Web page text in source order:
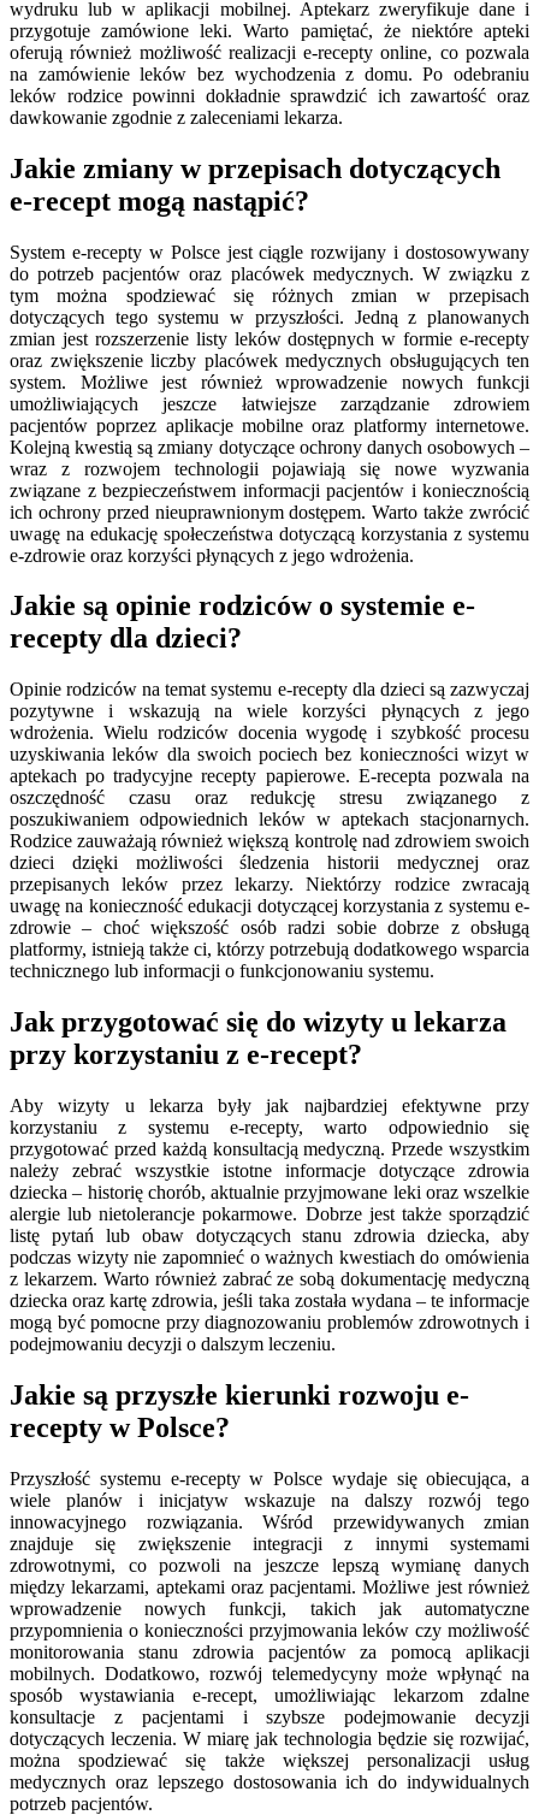
wydruku lub w aplikacji mobilnej. Aptekarz zweryfikuje dane i
przygotuje zamówione leki. Warto pamiętać, że niektóre apteki
oferują również możliwość realizacji e-recepty online, co pozwala
na zamówienie leków bez wychodzenia z domu. Po odebraniu
leków rodzice powinni dokładnie sprawdzić ich zawartość oraz
dawkowanie zgodnie z zaleceniami lekarza.
Jakie zmiany w przepisach dotyczących
e-recept mogą nastąpić?
System e-recepty w Polsce jest ciągle rozwijany i dostosowywany
do potrzeb pacjentów oraz placówek medycznych. W związku z
tym można spodziewać się różnych zmian w przepisach
dotyczących tego systemu w przyszłości. Jedną z planowanych
zmian jest rozszerzenie listy leków dostępnych w formie e-recepty
oraz zwiększenie liczby placówek medycznych obsługujących ten
system. Możliwe jest również wprowadzenie nowych funkcji
umożliwiających jeszcze łatwiejsze zarządzanie zdrowiem
pacjentów poprzez aplikacje mobilne oraz platformy internetowe.
Kolejną kwestią są zmiany dotyczące ochrony danych osobowych –
wraz z rozwojem technologii pojawiają się nowe wyzwania
związane z bezpieczeństwem informacji pacjentów i koniecznością
ich ochrony przed nieuprawnionym dostępem. Warto także zwrócić
uwagę na edukację społeczeństwa dotyczącą korzystania z systemu
e-zdrowie oraz korzyści płynących z jego wdrożenia.
Jakie są opinie rodziców o systemie e-
recepty dla dzieci?
Opinie rodziców na temat systemu e-recepty dla dzieci są zazwyczaj
pozytywne i wskazują na wiele korzyści płynących z jego
wdrożenia. Wielu rodziców docenia wygodę i szybkość procesu
uzyskiwania leków dla swoich pociech bez konieczności wizyt w
aptekach po tradycyjne recepty papierowe. E-recepta pozwala na
oszczędność czasu oraz redukcję stresu związanego z
poszukiwaniem odpowiednich leków w aptekach stacjonarnych.
Rodzice zauważają również większą kontrolę nad zdrowiem swoich
dzieci dzięki możliwości śledzenia historii medycznej oraz
przepisanych leków przez lekarzy. Niektórzy rodzice zwracają
uwagę na konieczność edukacji dotyczącej korzystania z systemu e-
zdrowie – choć większość osób radzi sobie dobrze z obsługą
platformy, istnieją także ci, którzy potrzebują dodatkowego wsparcia
technicznego lub informacji o funkcjonowaniu systemu.
Jak przygotować się do wizyty u lekarza
przy korzystaniu z e-recept?
Aby wizyty u lekarza były jak najbardziej efektywne przy
korzystaniu z systemu e-recepty, warto odpowiednio się
przygotować przed każdą konsultacją medyczną. Przede wszystkim
należy zebrać wszystkie istotne informacje dotyczące zdrowia
dziecka – historię chorób, aktualnie przyjmowane leki oraz wszelkie
alergie lub nietolerancje pokarmowe. Dobrze jest także sporządzić
listę pytań lub obaw dotyczących stanu zdrowia dziecka, aby
podczas wizyty nie zapomnieć o ważnych kwestiach do omówienia
z lekarzem. Warto również zabrać ze sobą dokumentację medyczną
dziecka oraz kartę zdrowia, jeśli taka została wydana – te informacje
mogą być pomocne przy diagnozowaniu problemów zdrowotnych i
podejmowaniu decyzji o dalszym leczeniu.
Jakie są przyszłe kierunki rozwoju e-
recepty w Polsce?
Przyszłość systemu e-recepty w Polsce wydaje się obiecująca, a
wiele planów i inicjatyw wskazuje na dalszy rozwój tego
innowacyjnego rozwiązania. Wśród przewidywanych zmian
znajduje się zwiększenie integracji z innymi systemami
zdrowotnymi, co pozwoli na jeszcze lepszą wymianę danych
między lekarzami, aptekami oraz pacjentami. Możliwe jest również
wprowadzenie nowych funkcji, takich jak automatyczne
przypomnienia o konieczności przyjmowania leków czy możliwość
monitorowania stanu zdrowia pacjentów za pomocą aplikacji
mobilnych. Dodatkowo, rozwój telemedycyny może wpłynąć na
sposób wystawiania e-recept, umożliwiając lekarzom zdalne
konsultacje z pacjentami i szybsze podejmowanie decyzji
dotyczących leczenia. W miarę jak technologia będzie się rozwijać,
można spodziewać się także większej personalizacji usług
medycznych oraz lepszego dostosowania ich do indywidualnych
potrzeb pacjentów.